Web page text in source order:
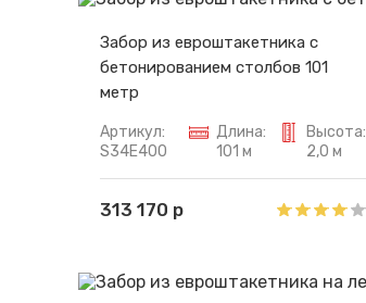
Забор из евроштакетника с
бетонированием столбов 101
метр
Артикул:
S34E400
Длина:
101 м
Высота:
2,0 м
313 170 р